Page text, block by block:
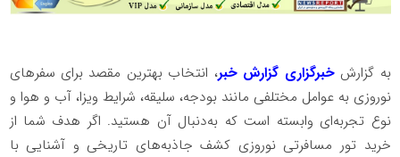
به گزارشخبرگزاری گزارش خبر، انتخاب بهترین مقصد برای سفرهای
نوروزی به عوامل مختلفی مانند بودجه، سلیقه، شرایط ویزا، آب ‌و هوا و
نوع تجربه‌ای وابسته است که به‌دنبال آن هستید. اگر هدف شما از
خرید تور مسافرتی نوروزی کشف جاذبه‌های تاریخی و آشنایی با